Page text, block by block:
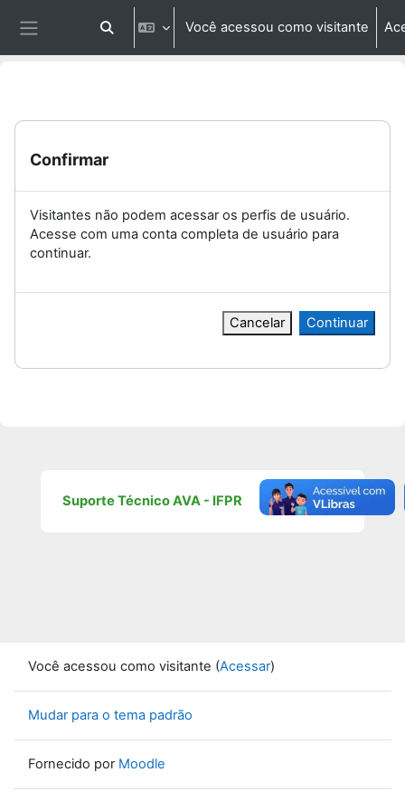
Ir para o conteúdo principal
Alternar entrada de pesquisa
Você acessou como visitante
Confirmar
Visitantes não podem acessar os perfis de usuário.
Acesse com uma conta completa de usuário para
continuar.
Cancelar Continuar
Suporte Técnico AVA - IFPR
Você acessou como visitante (Acessar)
Mudar para o tema padrão
Fornecido por Moodle